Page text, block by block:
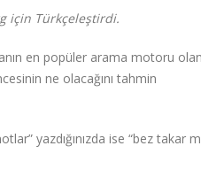
için Türkçeleştirdi.
en popüler arama motoru olan
ne olacağını tahmin
yazdığınızda ise “bez takar